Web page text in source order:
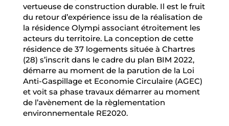
vertueuse de construction durable. Il est le fruit
du retour d’expérience issu de la réalisation de
la résidence Olympi associant étroitement les
acteurs du territoire. La conception de cette
résidence de 37 logements située à Chartres
(28) s’inscrit dans le cadre du plan BIM 2022,
démarre au moment de la parution de la Loi
Anti-Gaspillage et Economie Circulaire (AGEC)
et voit sa phase travaux démarrer au moment
de l’avènement de la règlementation
environnementale RE2020.